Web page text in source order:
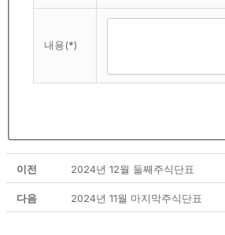
내용(*)
이전 2024년 12월 둘째주식단표
다음 2024년 11월 마지막주식단표